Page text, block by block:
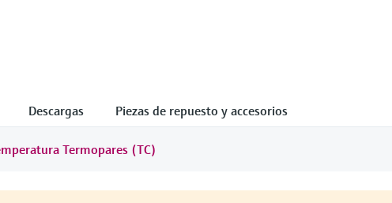
Descargas Piezas de repuesto y accesorios
Termopares (TC)